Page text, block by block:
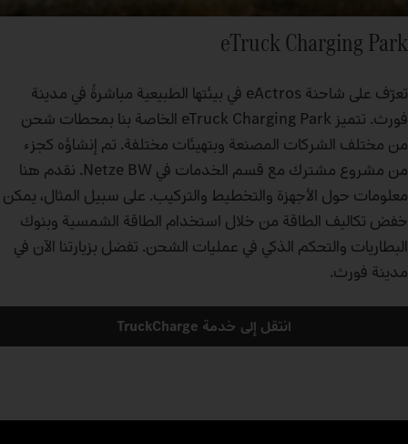
eTruck Charging Park
تعرّف على شاحنة eActros في بيئتها الطبيعية مباشرةً في مدينة
فورث. تتميز eTruck Charging Park الخاصة بنا بمحطات شحن
من مختلف الشركات المصنعة وبتهيئات مختلفة. تم إنشاؤه كجزء
من مشروع مشترك مع قسم الخدمات في Netze BW. نقدم هنا
معلومات حول الأجهزة والتخطيط والتركيب. على سبيل المثال، يمكن
خفض تكاليف الطاقة من خلال استخدام الطاقة الشمسية وبنوك
البطاريات والتحكم الذكي في عمليات الشحن. تفضل بزيارتنا الآن في
مدينة فورث.
انتقل إلى خدمة TruckCharge